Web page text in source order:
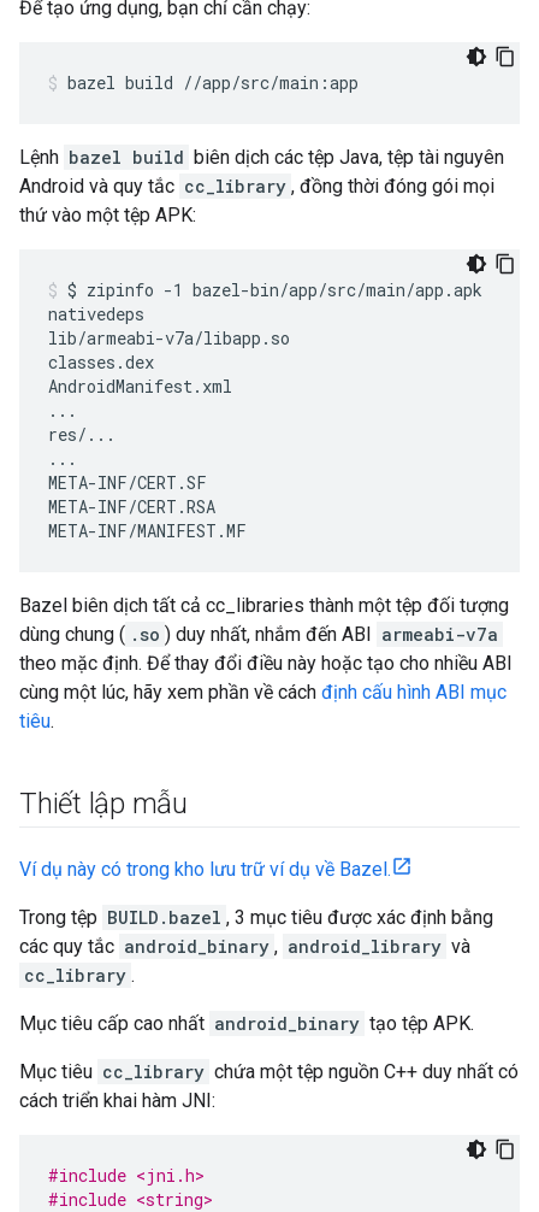
Để tạo ứng dụng, bạn chỉ cần chạy:
bazel build //app/src/main:app
Lệnh bazel build biên dịch các tệp Java, tệp tài nguyên
Android và quy tắc cc_library , đồng thời đóng gói mọi
thứ vào một tệp APK:
$ zipinfo -1 bazel-bin/app/src/main/app.apk
nativedeps
lib/armeabi-v7a/libapp.so
classes.dex
AndroidManifest.xml
...
res/...
...
META-INF/CERT.SF
META-INF/CERT.RSA
META-INF/MANIFEST.MF
Bazel biên dịch tất cả cc_libraries thành một tệp đối tượng
dùng chung ( .so ) duy nhất, nhắm đến ABI armeabi-v7a
theo mặc định. Để thay đổi điều này hoặc tạo cho nhiều ABI
cùng một lúc, hãy xem phần về cách định cấu hình ABI mục
tiêu.
Thiết lập mẫu
Ví dụ này có trong kho lưu trữ ví dụ về Bazel.
Trong tệp BUILD.bazel , 3 mục tiêu được xác định bằng
các quy tắc android_binary , android_library và
cc_library .
Mục tiêu cấp cao nhất android_binary tạo tệp APK.
Mục tiêu cc_library chứa một tệp nguồn C++ duy nhất có
cách triển khai hàm JNI:
#include <jni.h>
#include <string>